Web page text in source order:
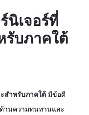
นิเจอร์ที่
รับภาคใต้
สำหรับภาคใต้ มีข้อดี
านความทนทานและ